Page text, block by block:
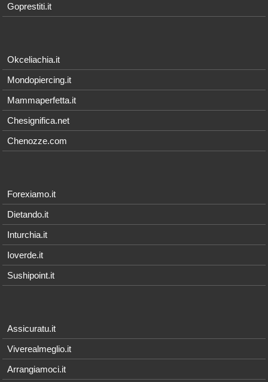
Goprestiti.it
Okceliachia.it
Mondopiercing.it
Mammaperfetta.it
Chesignifica.net
Chenozze.com
Forexiamo.it
Dietando.it
Inturchia.it
Ioverde.it
Sushipoint.it
Assicuratu.it
Viverealmeglio.it
Arrangiamoci.it